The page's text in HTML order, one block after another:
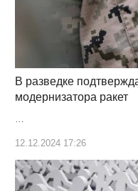
В разведке
модернизатора ракет
12.12.2024 17:26